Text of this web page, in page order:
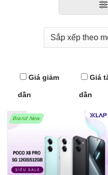
Giá giảm
dần
Giá
dần
Brand New